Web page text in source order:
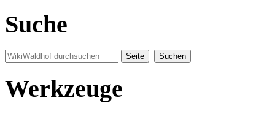
Suche
Werkzeuge